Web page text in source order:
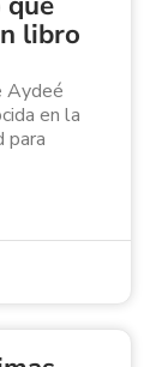
libro
Aydeé
en la
para